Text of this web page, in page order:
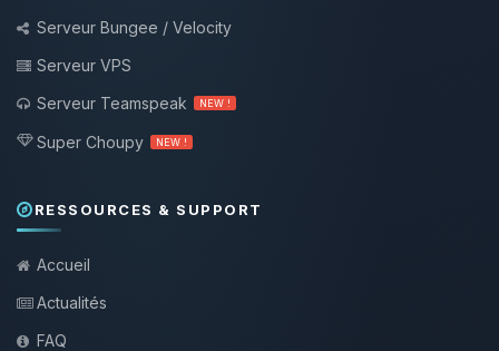
Serveur Bungee / Velocity
Serveur VPS
Serveur Teamspeak
NEW !
Super Choupy NEW !
RESSOURCES & SUPPORT
Accueil
Actualités
FAQ